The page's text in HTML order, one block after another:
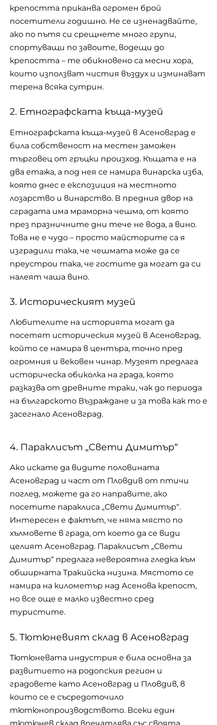
крепостта приканва огромен брой
посетители годишно. Не се изненадвайте,
ако по пътя си срещнете много групи,
спортуващи по завоите, водещи до
крепостта – те обикновено са месни хора,
които използват чистия въздух и изминават
терена всяка сутрин.
2. Етнографската къща-музей
Етнографската къща-музей в Асеновград е
била собственост на местен заможен
търговец от гръцки произход. Къщата е на
два етажа, а под нея се намира винарска изба,
която днес е експозиция на местното
лозарство и винарство. В предния двор на
сградата има мраморна чешма, от която
през празничните дни тече не вода, а вино.
Това не е чудо – просто майсторите са я
изградили така, че чешмата може да се
преустрои така, че гостите да могат да си
налеят чаша вино.
3. Историческият музей
Любителите на историята могат да
посетят историческия музей в Асеновград,
който се намира в центъра, точно пред
огромния и вековен чинар. Музеят предлага
историческа обиколка на града, която
разказва от древните траки, чак до периода
на българското Възраждане и за това как то е
засегнало Асеновград.
4. Параклисът „Свети Димитър“
Ако искате да видите половината
Асеновград и част от Пловдив от птичи
поглед, можете да го направите, ако
посетите параклиса „Свети Димитър“.
Интересен е фактът, че няма място по
хълмовете в града, от което да се види
целият Асеновград. Параклисът „Свети
Димитър“ предлага невероятна гледка към
обширната Тракийска низина. Мястото се
намира на километър над Асенова крепост,
но все още е малко известно сред
туристите.
5. Тютюневият склад в Асеновград
Тютюневата индустрия е била основна за
развитието на родопския регион и
градовете като Асеновград и Пловдив, в
които се е съсредоточило
тютюнопроизводството. Всеки един